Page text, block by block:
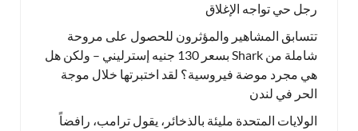
رجل حي تواجه الإغلاق
تتسابق المشاهير والمؤثرون للحصول على مروحة
شاملة من Shark بسعر 130 جنيه إسترليني – ولكن هل
هي مجرد موضة فيروسية؟ لقد اختبرتها خلال موجة
الحر في لندن
الولايات المتحدة مليئة بالذخائر، يقول ترامب، رافضاً